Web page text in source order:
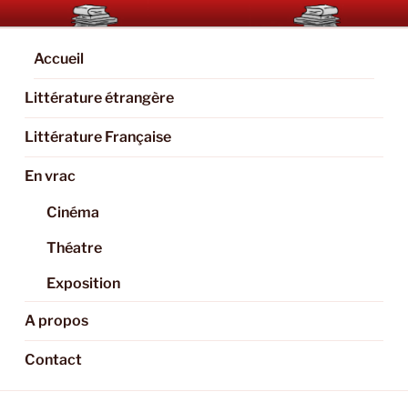
Aller
au
contenu
principal
BOOKAHOLIC.PARIS
Blog Littéraire et Culturel
Accueil
Littérature étrangère
Littérature Française
En vrac
Cinéma
Théatre
Exposition
A propos
Contact